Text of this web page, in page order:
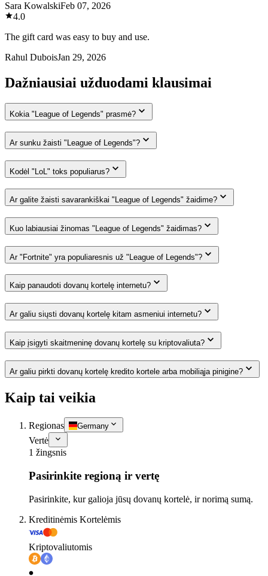
Sara KowalskiFeb 07, 2026
4.0
The gift card was easy to buy and use.
Rahul DuboisJan 29, 2026
Dažniausiai užduodami klausimai
Kokia "League of Legends" prasmė?
Ar sunku žaisti "League of Legends"?
Kodėl "LoL" toks populiarus?
Ar galite žaisti savarankiškai "League of Legends" žaidime?
Kuo labiausiai žinomas "League of Legends" žaidimas?
Ar "Fortnite" yra populiaresnis už "League of Legends"?
Kaip panaudoti dovanų kortelę internetu?
Ar galiu siųsti dovanų kortelę kitam asmeniui internetu?
Kaip įsigyti skaitmeninę dovanų kortelę su kriptovaliuta?
Ar galiu pirkti dovanų kortelę kredito kortele arba mobiliąja pinigine?
Kaip tai veikia
Regionas Germany
Vertė
1 žingsnis
Pasirinkite regioną ir vertę
Pasirinkite, kur galioja jūsų dovanų kortelė, ir norimą sumą.
Kreditinėmis Kortelėmis
Kriptovaliutomis